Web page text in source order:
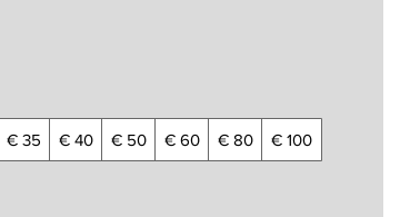
€ 35 € 40 € 50 € 60 € 80 € 100